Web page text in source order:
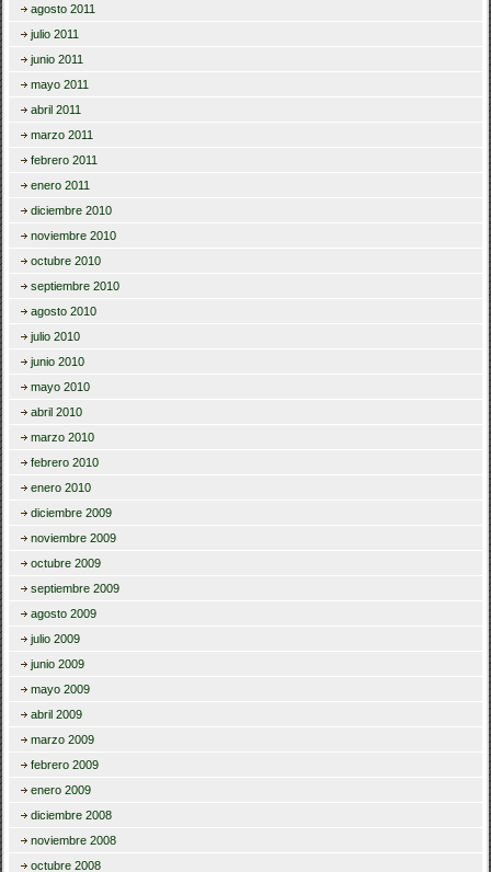
agosto 2011
julio 2011
junio 2011
mayo 2011
abril 2011
marzo 2011
febrero 2011
enero 2011
diciembre 2010
noviembre 2010
octubre 2010
septiembre 2010
agosto 2010
julio 2010
junio 2010
mayo 2010
abril 2010
marzo 2010
febrero 2010
enero 2010
diciembre 2009
noviembre 2009
octubre 2009
septiembre 2009
agosto 2009
julio 2009
junio 2009
mayo 2009
abril 2009
marzo 2009
febrero 2009
enero 2009
diciembre 2008
noviembre 2008
octubre 2008